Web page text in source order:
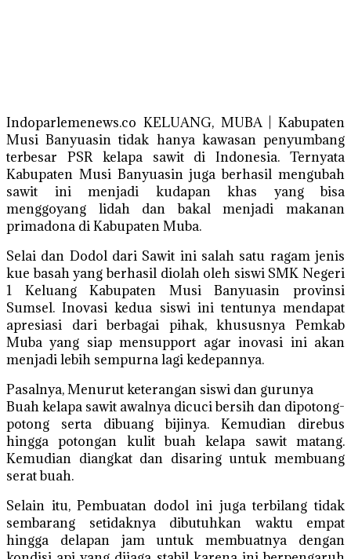
Indoparlemenews.co KELUANG, MUBA | Kabupaten
Musi Banyuasin tidak hanya kawasan penyumbang
terbesar PSR kelapa sawit di Indonesia. Ternyata
Kabupaten Musi Banyuasin juga berhasil mengubah
sawit ini menjadi kudapan khas yang bisa
menggoyang lidah dan bakal menjadi makanan
primadona di Kabupaten Muba.
Selai dan Dodol dari Sawit ini salah satu ragam jenis
kue basah yang berhasil diolah oleh siswi SMK Negeri
1 Keluang Kabupaten Musi Banyuasin provinsi
Sumsel. Inovasi kedua siswi ini tentunya mendapat
apresiasi dari berbagai pihak, khususnya Pemkab
Muba yang siap mensupport agar inovasi ini akan
menjadi lebih sempurna lagi kedepannya.
Pasalnya, Menurut keterangan siswi dan gurunya
Buah kelapa sawit awalnya dicuci bersih dan dipotong-
potong serta dibuang bijinya. Kemudian direbus
hingga potongan kulit buah kelapa sawit matang.
Kemudian diangkat dan disaring untuk membuang
serat buah.
Selain itu, Pembuatan dodol ini juga terbilang tidak
sembarang setidaknya dibutuhkan waktu empat
hingga delapan jam untuk membuatnya dengan